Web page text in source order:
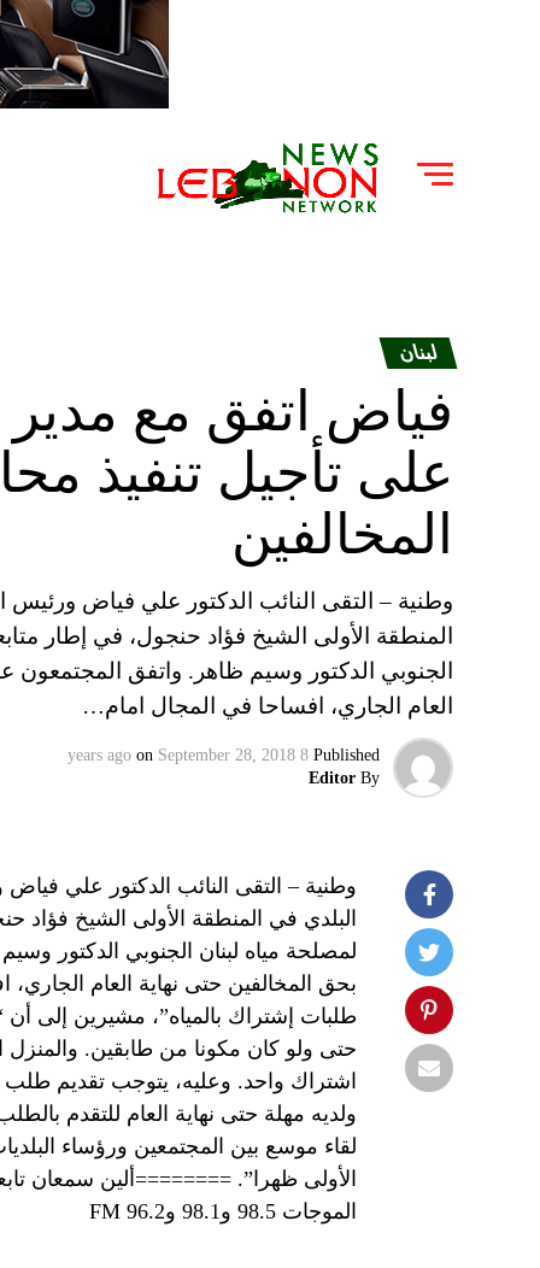
لبنان
فياض اتفق مع مدير
على تأجيل تنفيذ
المخالفين
وطنية – التقى النائب الدكتور علي فياض ورئيس
المنطقة الأولى الشيخ فؤاد حنجول، في إطار
الجنوبي الدكتور وسيم ظاهر. واتفق المجتمعون
العام الجاري، افساحا في المجال امام…
Published
8 years ago
on September 28, 2018
By
Editor
وطنية – التقى النائب الدكتور علي
البلدي في المنطقة الأولى الشيخ فؤاد
لمصلحة مياه لبنان الجنوبي الدكتور
بحق المخالفين حتى نهاية العام
طلبات إشتراك بالمياه”، مشيرين إلى
حتى ولو كان مكونا من طابقين. والمنزل
اشتراك واحد. وعليه، يتوجب تقديم طلب
ولديه مهلة حتى نهاية العام للتقدم
لقاء موسع بين المجتمعين ورؤساء
الأولى ظهرا”. ========ألين سمعان
الموجات 98.5 و98.1 و96.2 FM